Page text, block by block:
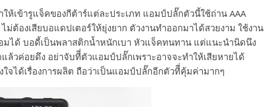
เข้ารูแจ็คของกีต้าร์แต่ละประเภท แอมป์ปลั๊กตัวนี้ใช้ถ่าน AAA
ต้องเสียบอแดปเตอร์ให้ยุ่งยาก ตัวงานทำออกมาได้สวยงาม ใช้งาน
มได้ บอดี้เป็นพลาสติกน้ำหนักเบา หัวแจ็คทนทาน แต่แนะนำนิดนึง
วค่อยดึง อย่าจับทีี่ตัวแอมป์ปลั๊กเพราะอาจจะทำให้เสียหายได้
ได้เรื่องการผลิต ถือว่าเป็นแอมป์ปลั๊กอีกตัวทีี่คุ้มค่ามากๆ